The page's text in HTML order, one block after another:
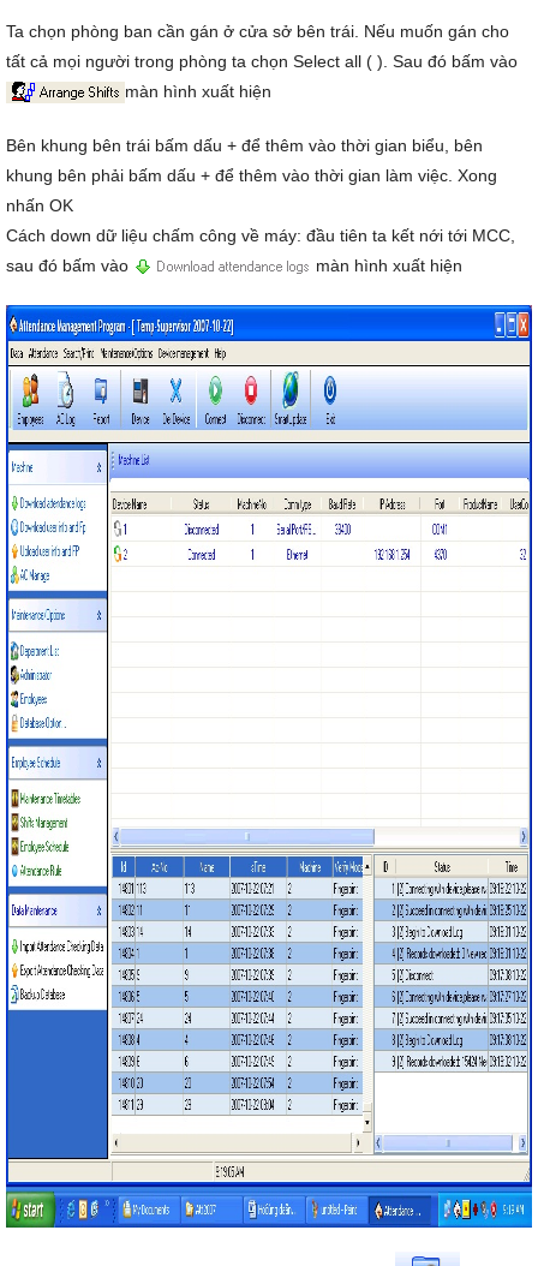
Ta chọn phòng ban cần gán ở cửa sở bên trái. Nếu muốn gán cho
tất cả mọi người trong phòng ta chọn Select all ( ). Sau đó bấm vào
màn hình xuất hiện
Bên khung bên trái bấm dấu + để thêm vào thời gian biểu, bên
khung bên phải bấm dấu + để thêm vào thời gian làm việc. Xong
nhấn OK
Cách down dữ liệu chấm công về máy: đầu tiên ta kết nới tới MCC,
sau đó bấm vào
màn hình xuất hiện